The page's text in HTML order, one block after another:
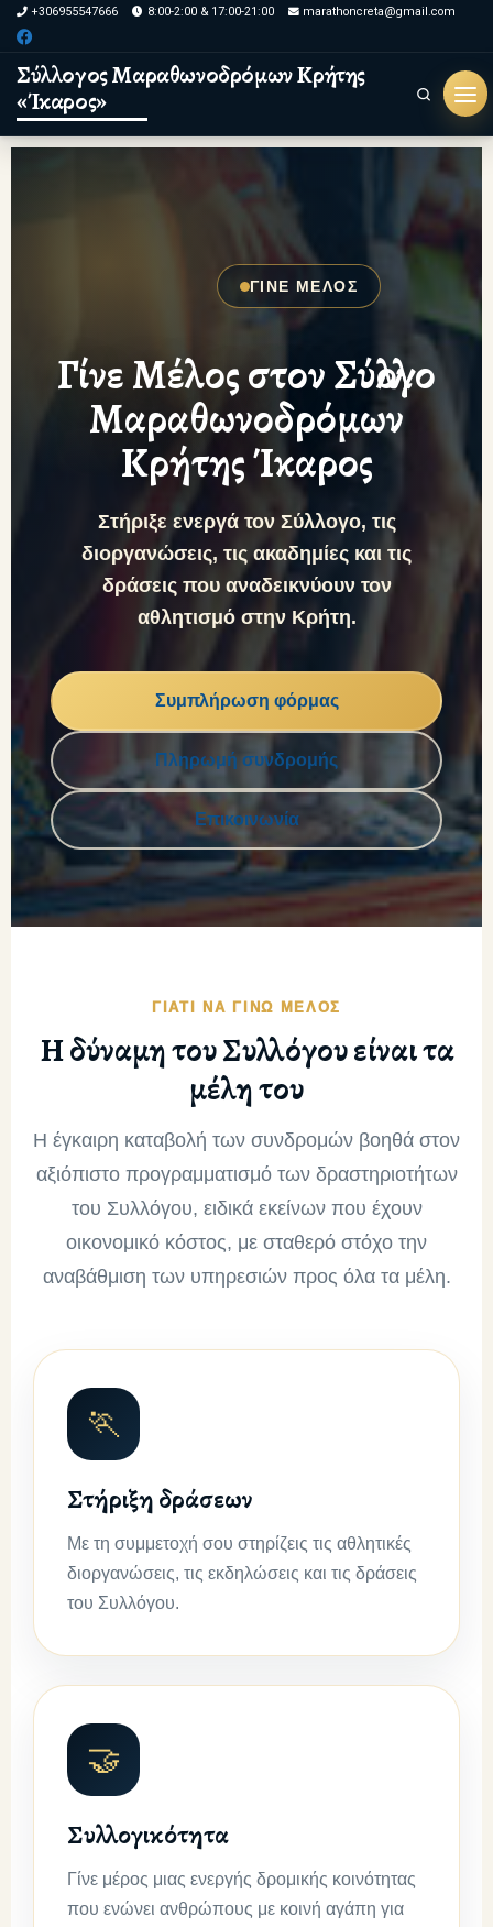
Skip to content
+306955547666 8:00-2:00 & 17:00-21:00 marathoncreta@gmail.com
Σύλλογος Μαραθωνοδρόμων Κρήτης
«Ίκαρος»
Search
ΓΙΝΕ ΜΕΛΟΣ
Γίνε Μέλος στον Σύλλογο
Μαραθωνοδρόμων
Κρήτης Ίκαρος
Στήριξε ενεργά τον Σύλλογο, τις
διοργανώσεις, τις ακαδημίες και τις
δράσεις που αναδεικνύουν τον
αθλητισμό στην Κρήτη.
Συμπλήρωση φόρμας
Πληρωμή συνδρομής
Επικοινωνία
ΓΙΑΤΙ ΝΑ ΓΙΝΩ ΜΕΛΟΣ
Η δύναμη του Συλλόγου είναι τα
μέλη του
Η έγκαιρη καταβολή των συνδρομών βοηθά στον
αξιόπιστο προγραμματισμό των δραστηριοτήτων
του Συλλόγου, ειδικά εκείνων που έχουν
οικονομικό κόστος, με σταθερό στόχο την
αναβάθμιση των υπηρεσιών προς όλα τα μέλη.
🏃
Στήριξη δράσεων
Με τη συμμετοχή σου στηρίζεις τις αθλητικές
διοργανώσεις, τις εκδηλώσεις και τις δράσεις
του Συλλόγου.
🤝
Συλλογικότητα
Γίνε μέρος μιας ενεργής δρομικής κοινότητας
που ενώνει ανθρώπους με κοινή αγάπη για